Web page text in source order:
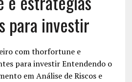
para investir
com thorfortune e
para investir Entendendo o
em Análise de Riscos e